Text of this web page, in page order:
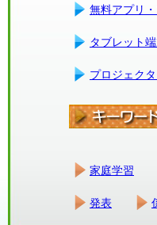
無料アプリ
タブレット
プロジェク
家庭学習
発表